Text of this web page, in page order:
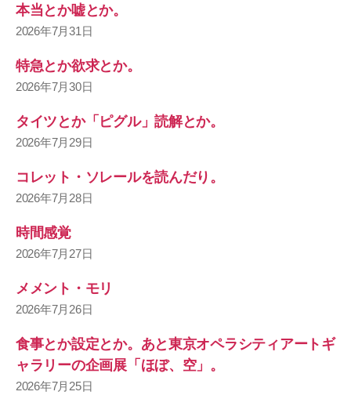
本当とか嘘とか。
2026年7月31日
特急とか欲求とか。
2026年7月30日
タイツとか「ピグル」読解とか。
2026年7月29日
コレット・ソレールを読んだり。
2026年7月28日
時間感覚
2026年7月27日
メメント・モリ
2026年7月26日
食事とか設定とか。あと東京オペラシティアートギ
ャラリーの企画展「ほぼ、空」。
2026年7月25日